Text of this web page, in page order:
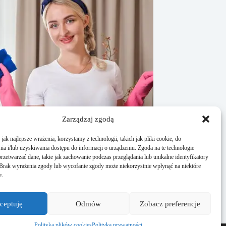
Zarządzaj zgodą
najlepsze wrażenia, korzystamy z technologii, takich jak pliki cookie, do
i/lub uzyskiwania dostępu do informacji o urządzeniu. Zgoda na te technologie
dane, takie jak zachowanie podczas przeglądania lub unikalne identyfikatory
wyrażenia zgody lub wycofanie zgody może niekorzystnie wpłynąć na niektóre
Odmów Zobacz preferencje
ekran telewizora? Skuteczne i praktyczne
2025